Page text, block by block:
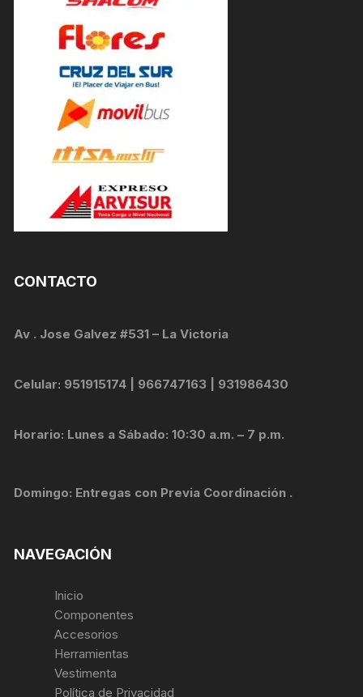
CONTACTO
Av . Jose Galvez #531 – La Victoria
Celular: 951915174 | 966747163 | 931986430
Horario: Lunes a Sábado: 10:30 a.m. – 7 p.m.
Domingo: Entregas con Previa Coordinación .
NAVEGACIÓN
Inicio
Componentes
Accesorios
Herramientas
Vestimenta
Política de Privacidad